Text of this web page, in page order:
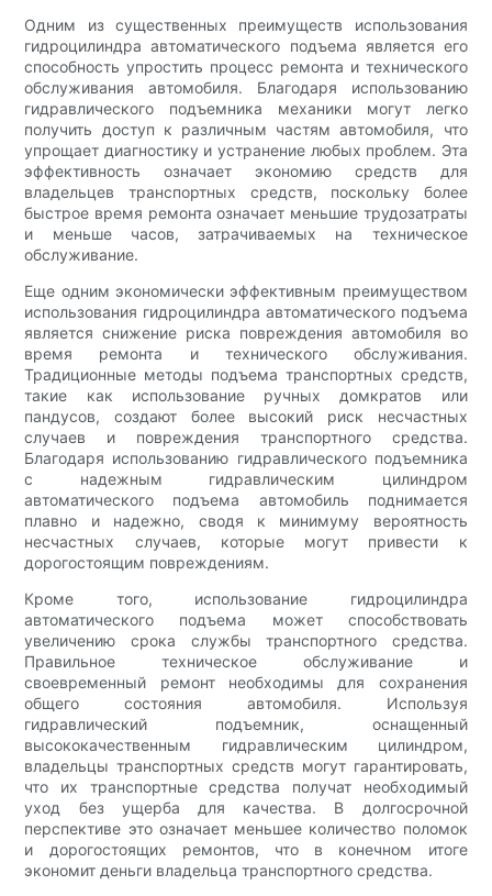
Одним из существенных преимуществ использования
гидроцилиндра автоматического подъема является его
способность упростить процесс ремонта и технического
обслуживания автомобиля. Благодаря использованию
гидравлического подъемника механики могут легко
получить доступ к различным частям автомобиля, что
упрощает диагностику и устранение любых проблем. Эта
эффективность означает экономию средств для
владельцев транспортных средств, поскольку более
быстрое время ремонта означает меньшие трудозатраты
и меньше часов, затрачиваемых на техническое
обслуживание.
Еще одним экономически эффективным преимуществом
использования гидроцилиндра автоматического подъема
является снижение риска повреждения автомобиля во
время ремонта и технического обслуживания.
Традиционные методы подъема транспортных средств,
такие как использование ручных домкратов или
пандусов, создают более высокий риск несчастных
случаев и повреждения транспортного средства.
Благодаря использованию гидравлического подъемника
с надежным гидравлическим цилиндром
автоматического подъема автомобиль поднимается
плавно и надежно, сводя к минимуму вероятность
несчастных случаев, которые могут привести к
дорогостоящим повреждениям.
Кроме того, использование гидроцилиндра
автоматического подъема может способствовать
увеличению срока службы транспортного средства.
Правильное техническое обслуживание и
своевременный ремонт необходимы для сохранения
общего состояния автомобиля. Используя
гидравлический подъемник, оснащенный
высококачественным гидравлическим цилиндром,
владельцы транспортных средств могут гарантировать,
что их транспортные средства получат необходимый
уход без ущерба для качества. В долгосрочной
перспективе это означает меньшее количество поломок
и дорогостоящих ремонтов, что в конечном итоге
экономит деньги владельца транспортного средства.